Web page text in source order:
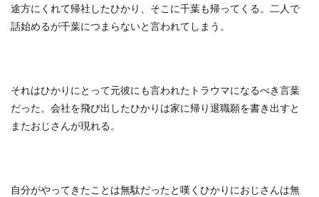
途方にくれて帰社したひかり、そこに千葉も帰ってくる。二人で
話始めるが千葉につまらないと言われてしまう。
それはひかりにとって元彼にも言われたトラウマになるべき言葉
だった。会社を飛び出したひかりは家に帰り退職願を書き出すと
またおじさんが現れる。
自分がやってきたことは無駄だったと嘆くひかりにおじさんは無